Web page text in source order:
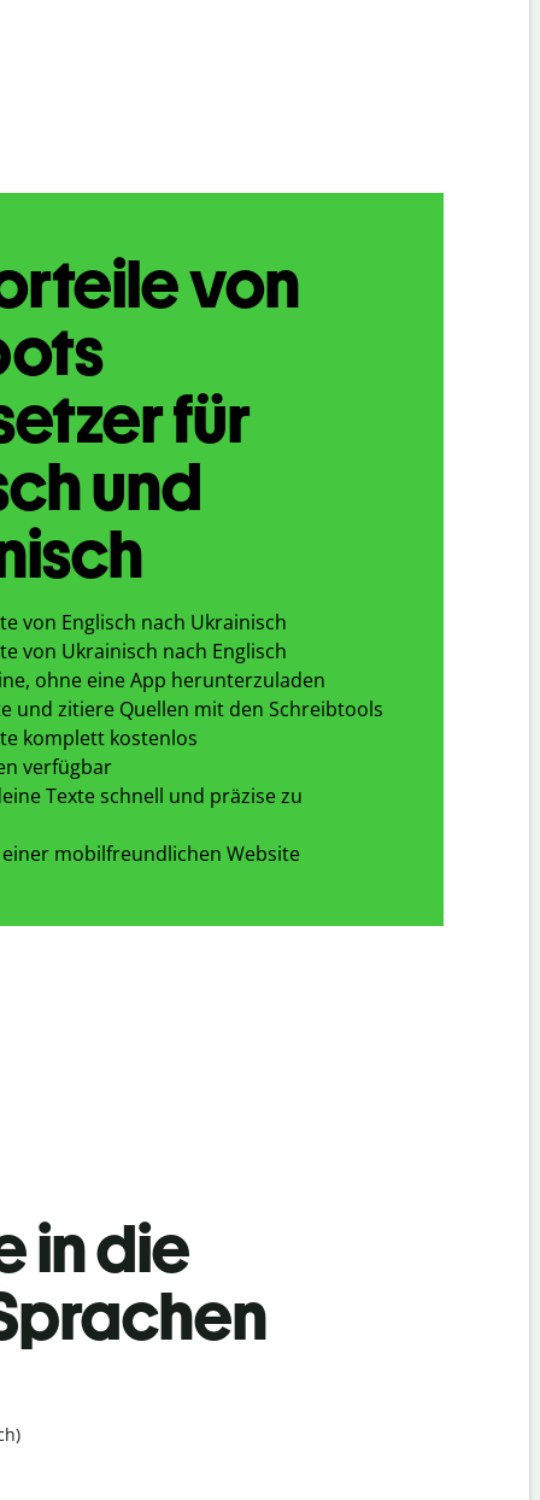
von
für
und
von Englisch nach Ukrainisch
von Ukrainisch nach Englisch
ohne eine App herunterzuladen
und zitiere Quellen mit den Schreibtools
komplett kostenlos
verfügbar
Texte schnell und präzise zu
mobilfreundlichen Website
in die